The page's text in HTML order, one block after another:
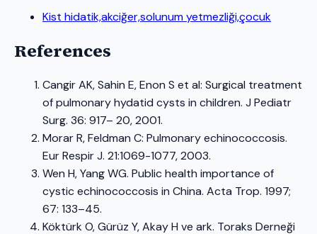
Kist hidatik,akciğer,solunum yetmezliği,çocuk
References
Cangir AK, Sahin E, Enon S et al: Surgical treatment
of pulmonary hydatid cysts in children. J Pediatr
Surg. 36: 917– 20, 2001.
Morar R, Feldman C: Pulmonary echinococcosis.
Eur Respir J. 21:1069-1077, 2003.
Wen H, Yang WG. Public health importance of
cystic echinococcosis in China. Acta Trop. 1997;
67: 133–45.
Köktürk O, Gürüz Y, Akay H ve ark. Toraks Derneği